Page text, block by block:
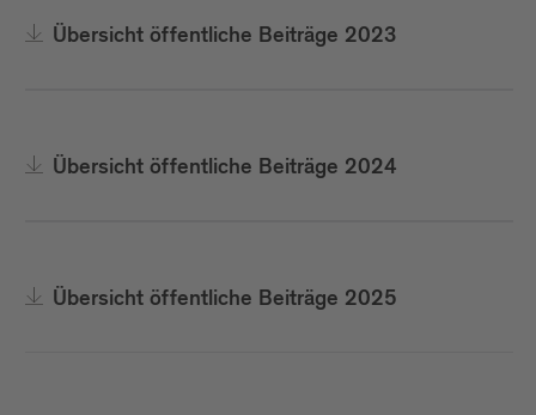
Übersicht öffentliche Beiträge 2023
Übersicht öffentliche Beiträge 2024
Übersicht öffentliche Beiträge 2025